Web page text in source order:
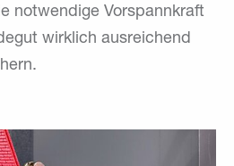
notwendige Vorspannkraft
wirklich ausreichend